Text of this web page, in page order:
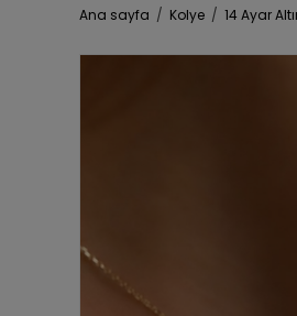
Ana sayfa / Kolye / 14 Ayar